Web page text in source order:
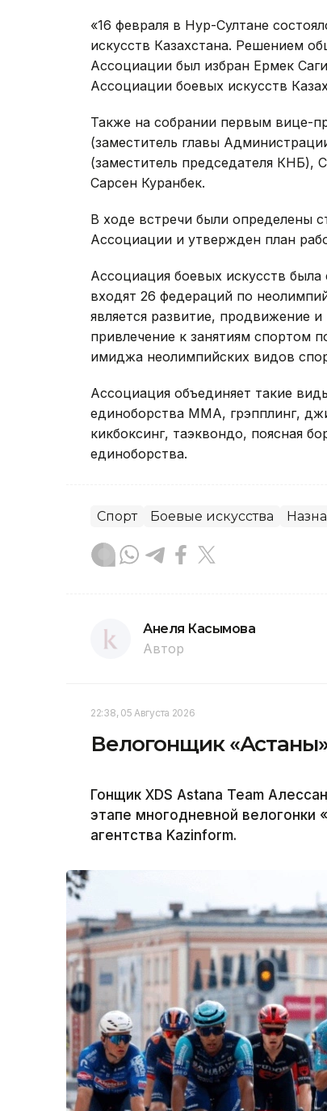
«16 февраля в Нур-Султане
искусств Казахстана. Решением
Ассоциации был избран Ермек
Ассоциации боевых искусств
Также на собрании первым вице-
(заместитель главы
(заместитель председателя КНБ),
Сарсен Куранбек.
В ходе встречи были определены
Ассоциации и утвержден план
Ассоциация боевых искусств была
входят 26 федераций по
является развитие, продвижение
привлечение к занятиям спортом
имиджа неолимпийских видов
Ассоциация объединяет такие
единоборства ММА, грэпплинг,
кикбоксинг, таэквондо, поясная
единоборства.
Спорт Боевые искусства
Анеля Касымова
Автор
22:38, 05 Августа 2026
Велогонщик
Гонщик XDS Astana Team
этапе многодневной
агентства Kazinform.